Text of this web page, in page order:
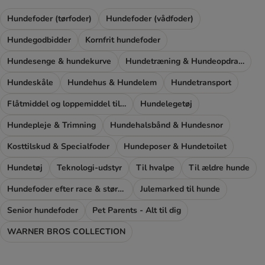
Hundefoder (tørfoder)
Hundefoder (vådfoder)
Hundegodbidder
Kornfrit hundefoder
Hundesenge & hundekurve
Hundetræning & Hundeopdragelse
Hundeskåle
Hundehus & Hundelem
Hundetransport
Flåtmiddel og loppemiddel til hunde
Hundelegetøj
Hundepleje & Trimning
Hundehalsbånd & Hundesnor
Kosttilskud & Specialfoder
Hundeposer & Hundetoilet
Hundetøj
Teknologi-udstyr Til hvalpe
Til ældre hunde
Hundefoder efter race & størrelse
Julemarked til hunde
Senior hundefoder
Pet Parents - Alt til dig
WARNER BROS COLLECTION